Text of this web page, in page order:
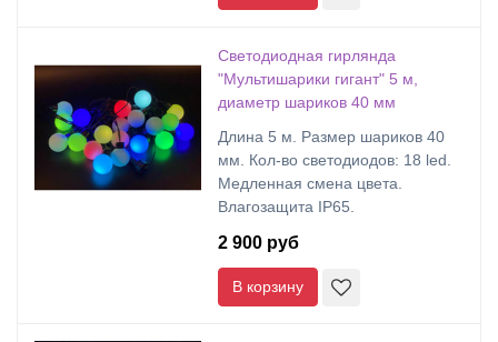
Светодиодная гирлянда
"Мультишарики гигант" 5 м,
диаметр шариков 40 мм
Длина 5 м. Размер шариков 40
мм. Кол-во светодиодов: 18 led.
Медленная смена цвета.
Влагозащита IP65.
2 900 руб
В корзину